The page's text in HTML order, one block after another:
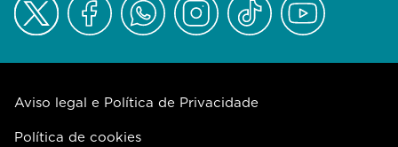
Aviso legal e Política de Privacidade
Política de cookies